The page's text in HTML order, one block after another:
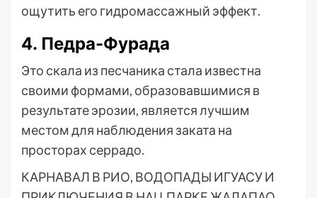
ощутить его гидромассажный эффект.
4. Педра-Фурада
Это скала из песчаника стала известна
своими формами, образовавшимися в
результате эрозии, является лучшим
местом для наблюдения заката на
просторах серрадо.
КАРНАВАЛ В РИО, ВОДОПАДЫ ИГУАСУ И